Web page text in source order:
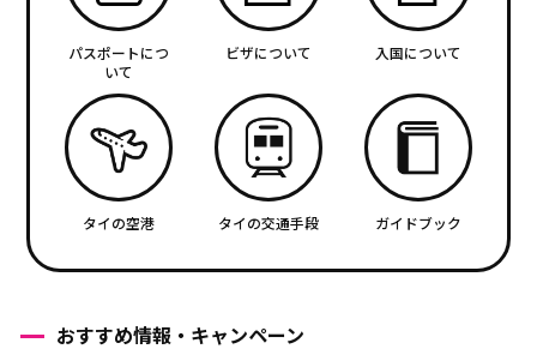
パスポートにつ
いて
ビザについて 入国について
タイの空港 タイの交通手段 ガイドブック
おすすめ情報・キャンペーン